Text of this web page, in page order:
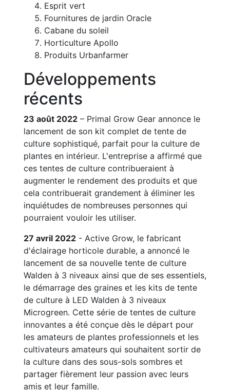
Esprit vert
Fournitures de jardin Oracle
Cabane du soleil
Horticulture Apollo
Produits Urbanfarmer
Développements
récents
23 août 2022 – Primal Grow Gear annonce le
lancement de son kit complet de tente de
culture sophistiqué, parfait pour la culture de
plantes en intérieur. L'entreprise a affirmé que
ces tentes de culture contribueraient à
augmenter le rendement des produits et que
cela contribuerait grandement à éliminer les
inquiétudes de nombreuses personnes qui
pourraient vouloir les utiliser.
27 avril 2022 - Active Grow, le fabricant
d'éclairage horticole durable, a annoncé le
lancement de sa nouvelle tente de culture
Walden à 3 niveaux ainsi que de ses essentiels,
le démarrage des graines et les kits de tente
de culture à LED Walden à 3 niveaux
Microgreen. Cette série de tentes de culture
innovantes a été conçue dès le départ pour
les amateurs de plantes professionnels et les
cultivateurs amateurs qui souhaitent sortir de
la culture dans des sous-sols sombres et
partager fièrement leur passion avec leurs
amis et leur famille.